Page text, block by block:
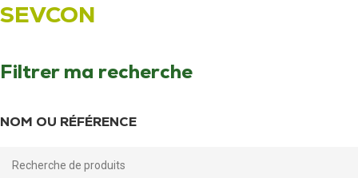
SEVCON
Filtrer ma recherche
NOM OU RÉFÉRENCE